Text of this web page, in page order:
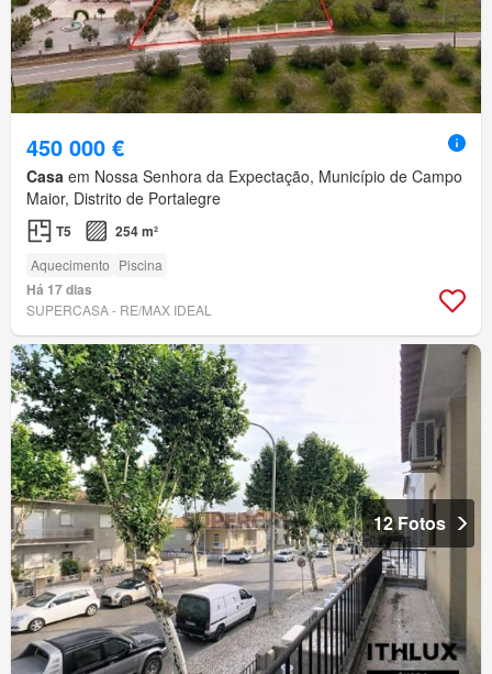
450 000 €
Casa em Nossa Senhora da Expectação, Município de Campo
Maior, Distrito de Portalegre
T5 254 m²
Aquecimento Piscina
Há 17 dias
SUPERCASA - RE/MAX IDEAL
12 Fotos